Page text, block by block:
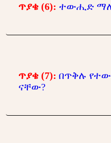
ጥያቄ (6): ተውሒድ
ጥያቄ (7): በጥቅሉ
ናቸው?